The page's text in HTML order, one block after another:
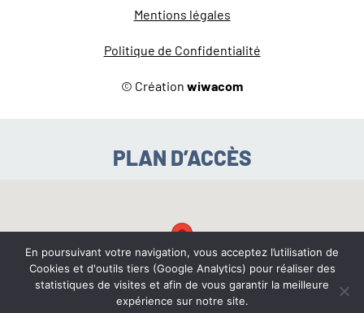
Mentions légales
Politique de Confidentialité
© Création wiwacom
PLAN D’ACCÈS
En poursuivant votre navigation, vous acceptez l’utilisation de
Cookies et d'outils tiers (Google Analytics) pour réaliser des
statistiques de visites et afin de vous garantir la meilleure
expérience sur notre site.